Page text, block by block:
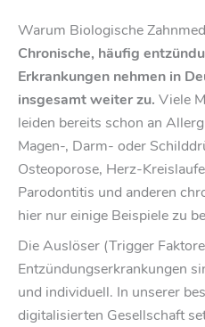
Warum Biologische
Chronische, häufig
Erkrankungen nehmen in
insgesamt weiter zu. Viele
leiden bereits schon an
Magen-, Darm- oder
Osteoporose, Herz-
Parodontitis und anderen
hier nur einige Beispiele zu
Die Auslöser (Trigger
Entzündungserkrankungen
und individuell. In unserer
digitalisierten Gesellschaft